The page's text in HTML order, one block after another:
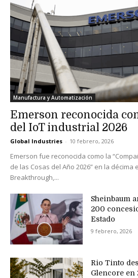
Manufactura y Automatización
Emerson reconocida
del IoT industrial 2026
Global Industries - 10 febrero, 2026
Emerson fue reconocida como la
de las Cosas del Año 2026” en la décima
Breakthrough,...
Sheinbaum
200
Estado
9 febrero, 2026
Rio Tinto
Glencore en